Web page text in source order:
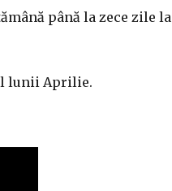
până la zece zile la
lunii Aprilie.